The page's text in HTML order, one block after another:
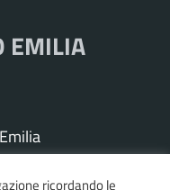
EMILIA
ricordando le